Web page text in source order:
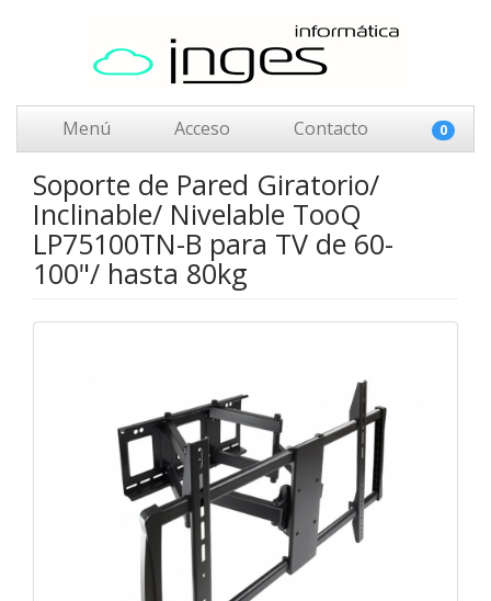
Menú Acceso Contacto 0
Soporte de Pared Giratorio/
Inclinable/ Nivelable TooQ
LP75100TN-B para TV de 60-
100"/ hasta 80kg